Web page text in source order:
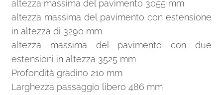
altezza massima del pavimento 3055 mm
altezza massima del pavimento con estensione
in altezza di 3290 mm
altezza massima del pavimento con due
estensioni in altezza 3525 mm
Profondità gradino 210 mm
Larghezza passaggio libero 486 mm